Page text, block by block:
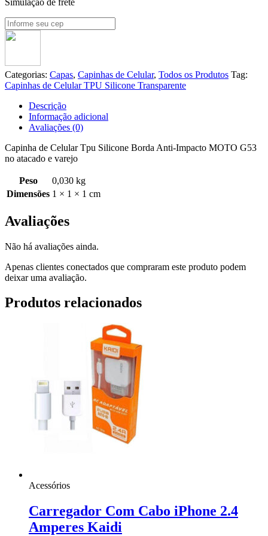
Categorias: Capas, Capinhas de Celular, Todos os Produtos Tag:
Capinhas de Celular TPU Silicone Transparente
Descrição
Informação adicional
Avaliações (0)
Capinha de Celular Tpu Silicone Borda Anti-Impacto MOTO G53
no atacado e varejo
Peso
0,030 kg
Dimensões 1 × 1 × 1 cm
Avaliações
Não há avaliações ainda.
Apenas clientes conectados que compraram este produto podem
deixar uma avaliação.
Produtos relacionados
Acessórios
Carregador Com Cabo iPhone 2.4
Amperes Kaidi